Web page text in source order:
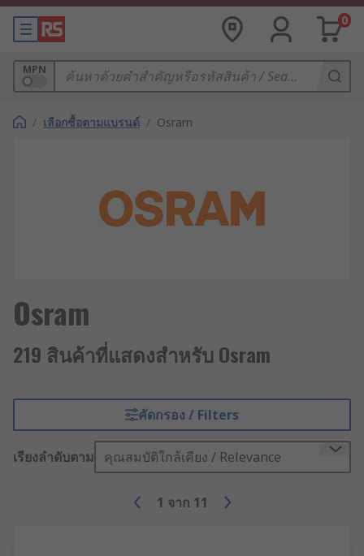
0
MPN
/ เลือกซื้อตามแบรนด์ / Osram
Osram
219 สินค้าที่แสดงสำหรับ Osram
คัดกรอง / Filters
เรียงลำดับตาม คุณสมบัติใกล้เคียง / Relevance
1 จาก 11